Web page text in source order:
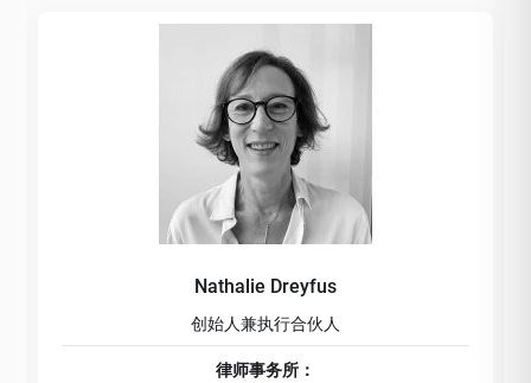
Nathalie Dreyfus
创始人兼执行合伙人
律师事务所：